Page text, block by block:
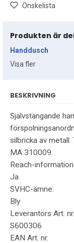
Önskelista
Produkten är
Handdusch
Visa fler
BESKRIVNING
Självstängande
silbricka av
MA 310009.
Reach-
Ja
SVHC-ämne:
Bly
Leverantörs Art.
S600306
EAN Art. nr.